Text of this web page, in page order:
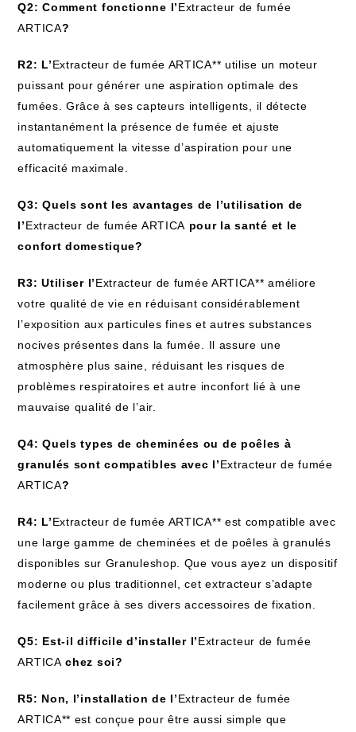
Q2: Comment fonctionne l’Extracteur de fumée
ARTICA?
R2: L’Extracteur de fumée ARTICA** utilise un moteur
puissant pour générer une aspiration optimale des
fumées. Grâce à ses capteurs intelligents, il détecte
instantanément la présence de fumée et ajuste
automatiquement la vitesse d’aspiration pour une
efficacité maximale.
Q3: Quels sont les avantages de l’utilisation de
l’Extracteur de fumée ARTICA pour la santé et le
confort domestique?
R3: Utiliser l’Extracteur de fumée ARTICA** améliore
votre qualité de vie en réduisant considérablement
l’exposition aux particules fines et autres substances
nocives présentes dans la fumée. Il assure une
atmosphère plus saine, réduisant les risques de
problèmes respiratoires et autre inconfort lié à une
mauvaise qualité de l’air.
Q4: Quels types de cheminées ou de poêles à
granulés sont compatibles avec l’Extracteur de fumée
ARTICA?
R4: L’Extracteur de fumée ARTICA** est compatible avec
une large gamme de cheminées et de poêles à granulés
disponibles sur Granuleshop. Que vous ayez un dispositif
moderne ou plus traditionnel, cet extracteur s’adapte
facilement grâce à ses divers accessoires de fixation.
Q5: Est-il difficile d’installer l’Extracteur de fumée
ARTICA chez soi?
R5: Non, l’installation de l’Extracteur de fumée
ARTICA** est conçue pour être aussi simple que